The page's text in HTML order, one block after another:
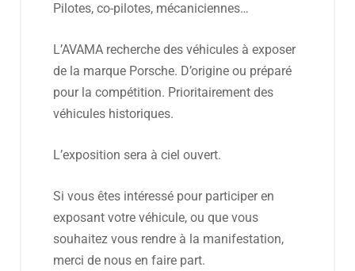
Pilotes, co-pilotes, mécaniciennes…
L’AVAMA recherche des véhicules à exposer
de la marque Porsche. D’origine ou préparé
pour la compétition. Prioritairement des
véhicules historiques.
L’exposition sera à ciel ouvert.
Si vous êtes intéressé pour participer en
exposant votre véhicule, ou que vous
souhaitez vous rendre à la manifestation,
merci de nous en faire part.